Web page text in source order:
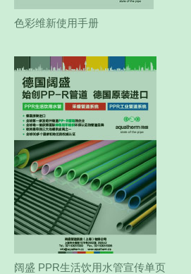
色彩维新使用手册
阔盛 PPR生活饮用水管宣传单页